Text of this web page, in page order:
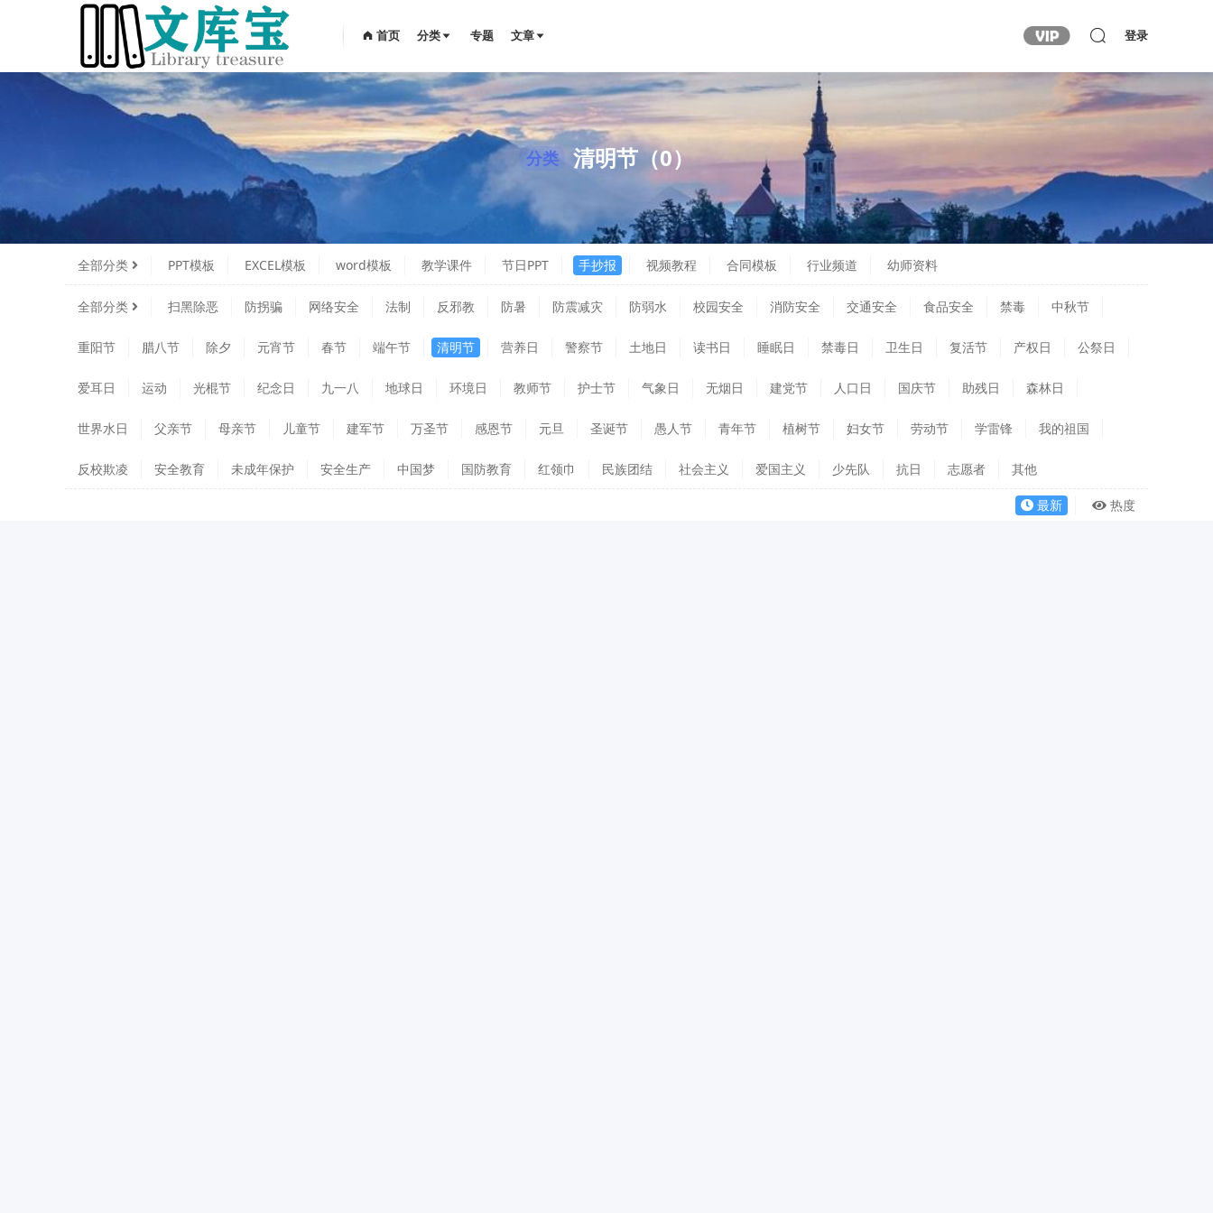
首页 分类 专题 文章 登录
分类 清明节（0）
全部分类 PPT模板 EXCEL模板 word模板 教学课件 节日PPT 手抄报 视频教程 合同模板 行业频道 幼师资料
全部分类 扫黑除恶 防拐骗 网络安全 法制 反邪教 防暑 防震减灾 防弱水 校园安全 消防安全 交通安全 食品安全 禁毒 中秋节
重阳节 腊八节 除夕 元宵节 春节 端午节 清明节 营养日 警察节 土地日 读书日 睡眠日 禁毒日 卫生日 复活节 产权日 公祭日
爱耳日 运动 光棍节 纪念日 九一八 地球日 环境日 教师节 护士节 气象日 无烟日 建党节 人口日 国庆节 助残日 森林日
世界水日 父亲节 母亲节 儿童节 建军节 万圣节 感恩节 元旦 圣诞节 愚人节 青年节 植树节 妇女节 劳动节 学雷锋 我的祖国
反校欺凌 安全教育 未成年保护 安全生产 中国梦 国防教育 红领巾 民族团结 社会主义 爱国主义 少先队 抗日 志愿者 其他
最新 热度